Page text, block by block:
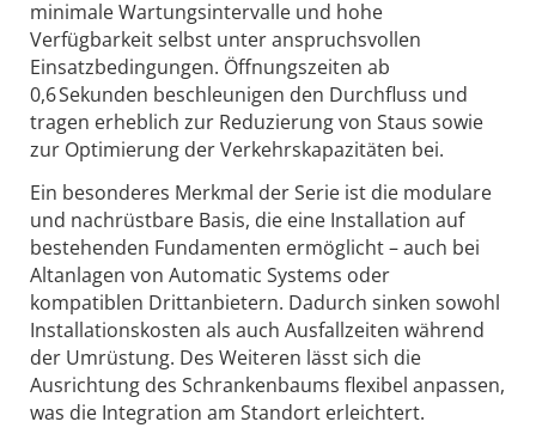
minimale Wartungsintervalle und hohe
Verfügbarkeit selbst unter anspruchsvollen
Einsatzbedingungen. Öffnungszeiten ab
0,6 Sekunden beschleunigen den Durchfluss und
tragen erheblich zur Reduzierung von Staus sowie
zur Optimierung der Verkehrskapazitäten bei.
Ein besonderes Merkmal der Serie ist die modulare
und nachrüstbare Basis, die eine Installation auf
bestehenden Fundamenten ermöglicht – auch bei
Altanlagen von Automatic Systems oder
kompatiblen Drittanbietern. Dadurch sinken sowohl
Installationskosten als auch Ausfallzeiten während
der Umrüstung. Des Weiteren lässt sich die
Ausrichtung des Schrankenbaums flexibel anpassen,
was die Integration am Standort erleichtert.